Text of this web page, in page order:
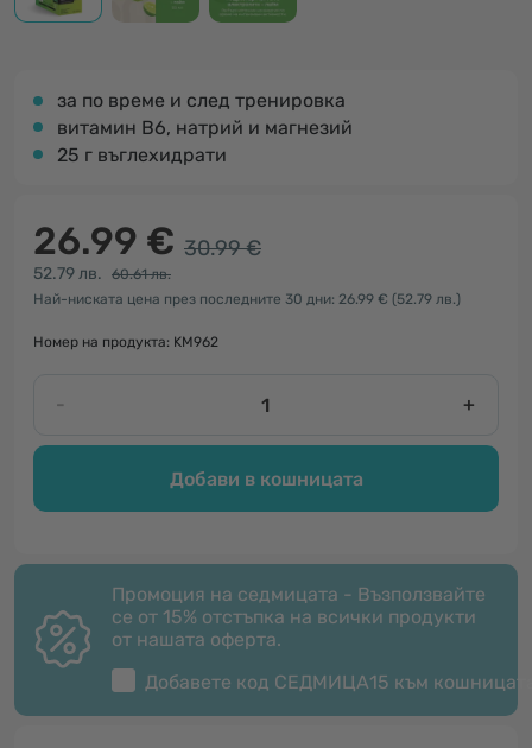
за по време и след тренировка
витамин B6, натрий и магнезий
25 г въглехидрати
26.99 € 30.99 €
52.79 лв.
60.61 лв.
Най-ниската цена през последните 30 дни: 26.99 € (52.79 лв.)
Номер на продукта: KM962
- +
Добави в кошницата
Промоция на седмицата - Възползвайте
се от 15% отстъпка на всички продукти
от нашата оферта.
Добавете код СЕДМИЦА15 към